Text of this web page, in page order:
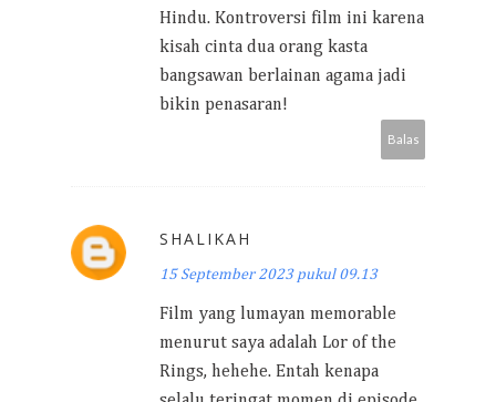
Hindu. Kontroversi film ini karena
kisah cinta dua orang kasta
bangsawan berlainan agama jadi
bikin penasaran!
Balas
SHALIKAH
15 September 2023 pukul 09.13
Film yang lumayan memorable
menurut saya adalah Lor of the
Rings, hehehe. Entah kenapa